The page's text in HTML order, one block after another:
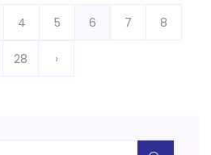
4 5 6 7 8
28 ›